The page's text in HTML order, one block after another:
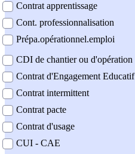
Contrat apprentissage
Cont. professionnalisation
Prépa.opérationnel.emploi
CDI de chantier ou d'opération
Contrat d'Engagement Educatif
Contrat intermittent
Contrat pacte
Contrat d'usage
CUI - CAE